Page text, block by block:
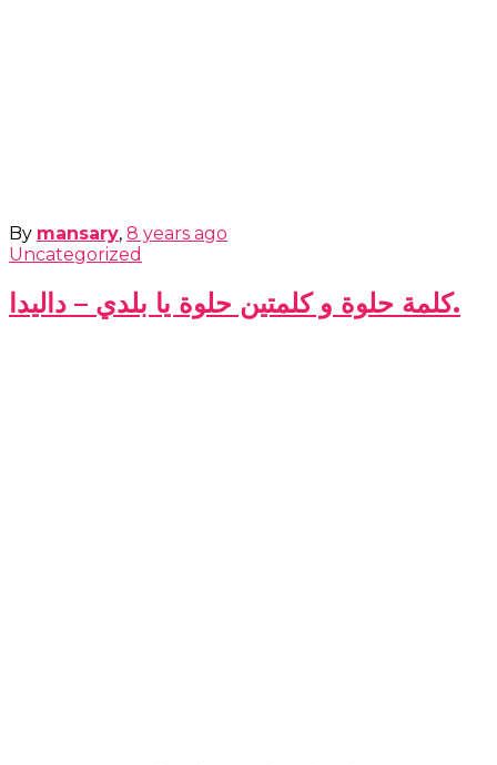
By mansary, 8 years ago
Uncategorized
كلمة حلوة و كلمتين حلوة يا بلدي – داليدا.